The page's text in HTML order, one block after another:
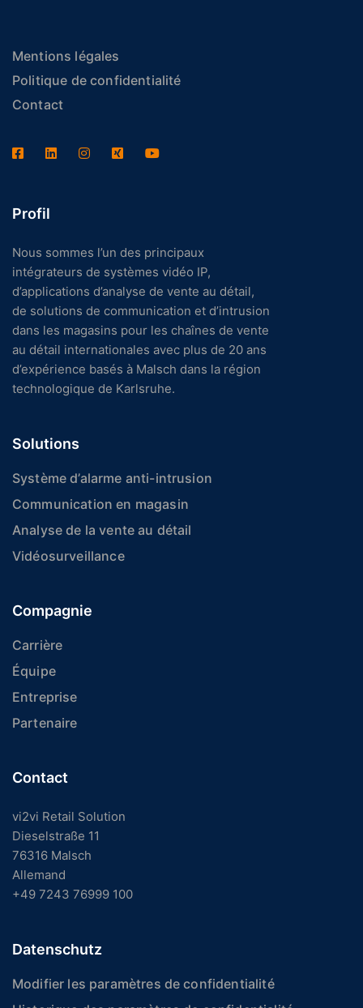
Mentions légales
Politique de confidentialité
Contact
Profil
Nous sommes l’un des principaux
intégrateurs de systèmes vidéo IP,
d’applications d’analyse de vente au détail,
de solutions de communication et d’intrusion
dans les magasins pour les chaînes de vente
au détail internationales avec plus de 20 ans
d’expérience basés à Malsch dans la région
technologique de Karlsruhe.
Solutions
Système d’alarme anti-intrusion
Communication en magasin
Analyse de la vente au détail
Vidéosurveillance
Compagnie
Carrière
Équipe
Entreprise
Partenaire
Contact
vi2vi Retail Solution
Dieselstraße 11
76316 Malsch
Allemand
+49 7243 76999 100
Datenschutz
Modifier les paramètres de confidentialité